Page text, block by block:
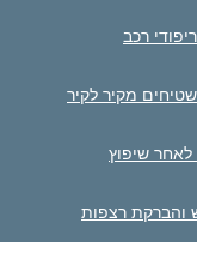
ריפודי רכב
שטיחים מקיר לקיר
לאחר שיפוץ
והברקת רצפות